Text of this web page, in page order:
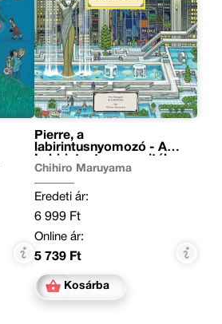
Pierre, a
labirintusnyomozó - A
Chihiro Maruyama
Eredeti ár:
6 999 Ft
Online ár:
5 739 Ft
Kosárba